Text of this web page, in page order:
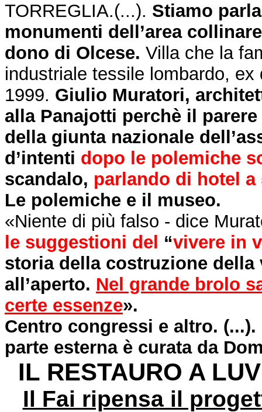
TORREGLIA.(...). Stiamo
monumenti dell’area
dono di Olcese. Villa che la
industriale tessile lombardo,
1999. Giulio Muratori,
alla Panajotti perchè il
della giunta nazionale
d’intenti dopo le polemiche
scandalo, parlando di hotel
Le polemiche e il museo.
«Niente di più falso - dice
le suggestioni del “vivere in
storia della costruzione
all’aperto. Nel grande brolo
certe essenze».
Centro congressi e altro.
parte esterna è curata da
IL RESTAURO A
Il Fai ripensa il